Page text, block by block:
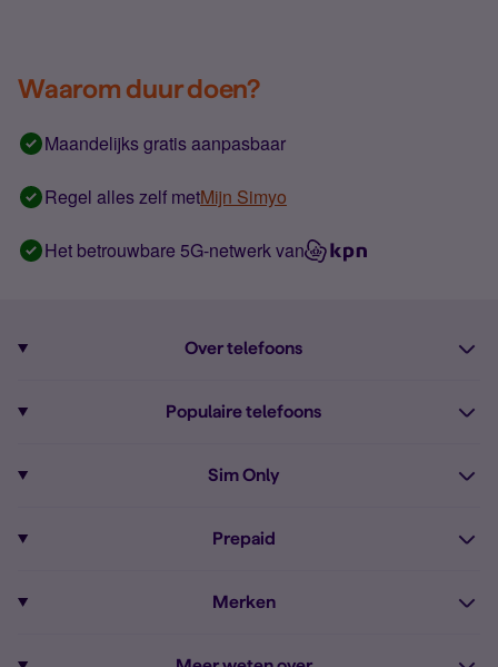
Waarom duur doen?
Maandelijks gratis aanpasbaar
Regel alles zelf metMijn Simyo
Het betrouwbare 5G-netwerk van
Over telefoons
Alle telefoons
Populaire telefoons
iPhone 16
Sim Only
Onbeperkt bellen
Zakelijk Sim Only abonnement
Prepaid
Merken